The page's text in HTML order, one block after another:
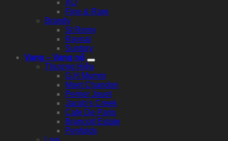
XO
Fine & Rare
Brandy
St Remy
Raynal
Suntory
Vang – Vang nổ
Thương Hiệu
G.H Mumm
Moet Chandon
Perrier Jouet
Jacob’s Creek
Cafe De Paris
Brancott Estate
Penfolds